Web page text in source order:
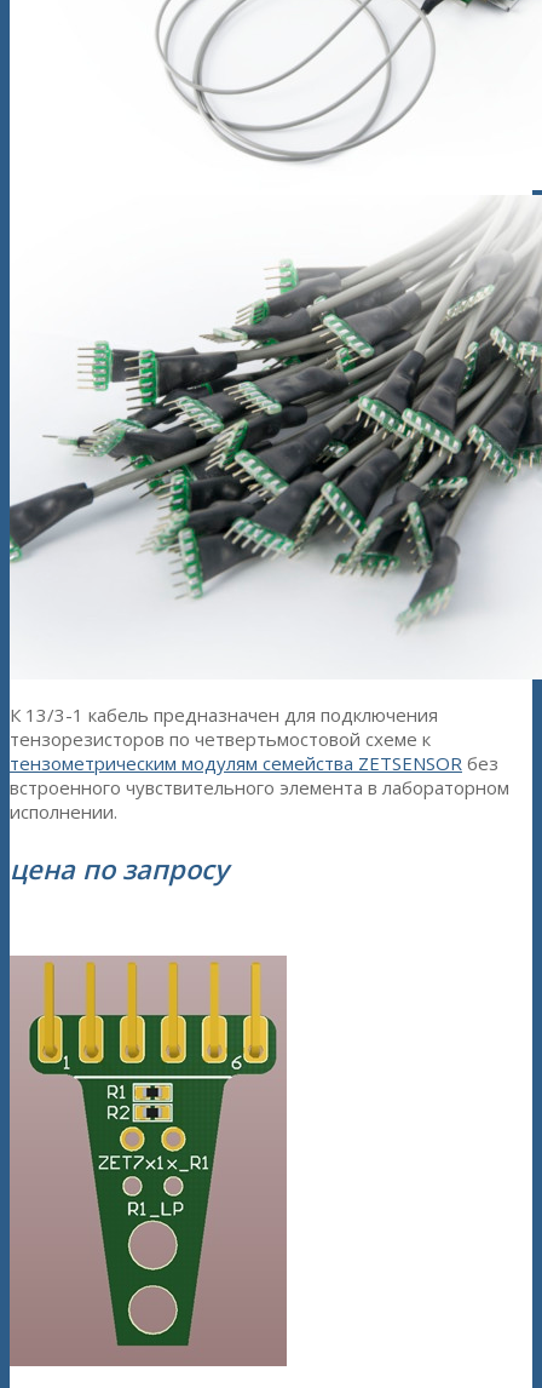
К 13/3-1 кабель предназначен для подключения
тензорезисторов по четвертьмостовой схеме к
тензометрическим модулям семейства ZETSENSOR без
встроенного чувствительного элемента в лабораторном
исполнении.
цена по запросу